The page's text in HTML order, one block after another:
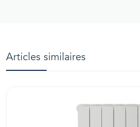
Articles similaires